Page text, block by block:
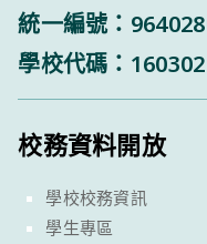
統一編號：
學校代碼：160302
校務資料開放
學校校務資訊
學生專區